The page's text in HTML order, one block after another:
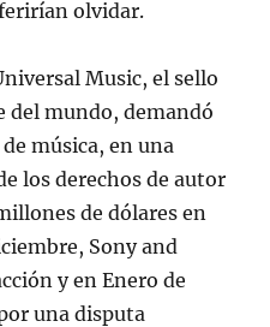
olvidar.
Music, el sello
del mundo, demandó
música, en una
los derechos de autor
de dólares en
Sony and
y en Enero de
una disputa